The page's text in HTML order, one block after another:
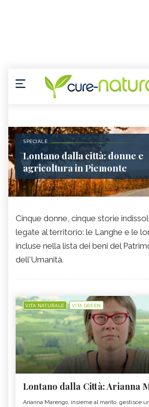
SPECIALE
Lontano dalla città: donne e
agricoltura in Piemonte
Cinque donne, cinque storie
legate al territorio: le Langhe e le
incluse nella lista dei beni del
dell'Umanità.
VITA NATURALE VITA GREEN
Lontano dalla Città: Arianna
Arianna Marengo, insieme al marito, gestisce